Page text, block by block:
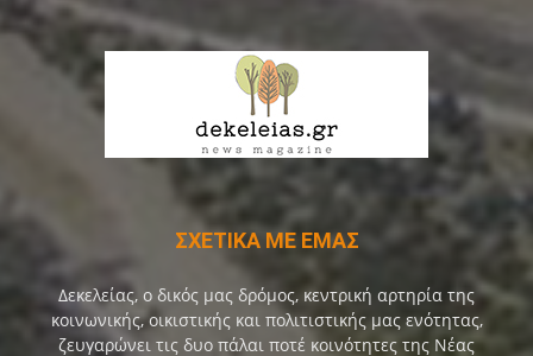
ΣΧΕΤΙΚΑ ΜΕ ΕΜΑΣ
Δεκελείας, ο δικός μας δρόμος, κεντρική αρτηρία της
κοινωνικής, οικιστικής και πολιτιστικής μας ενότητας,
ζευγαρώνει τις δυο πάλαι ποτέ κοινότητες της Νέας